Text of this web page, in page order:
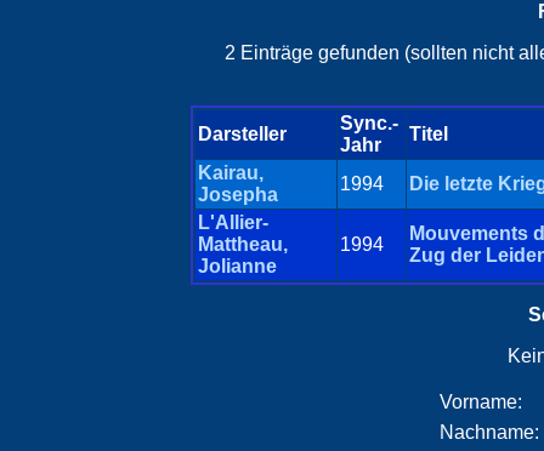
2 Einträge gefunden (sollten nicht
Darsteller
Sync.-
Jahr
Titel
Kairau,
Josepha
1994
Die letzte
L'Allier-
Mattheau,
Jolianne
1994
Mouvements
Zug der
Vorname:
Nachname: